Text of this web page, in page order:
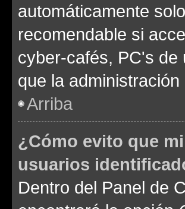
automáticamente
recomendable si
cyber-cafés, PC's de
que la
Arriba
¿Cómo evito que
usuarios
Dentro del Panel de